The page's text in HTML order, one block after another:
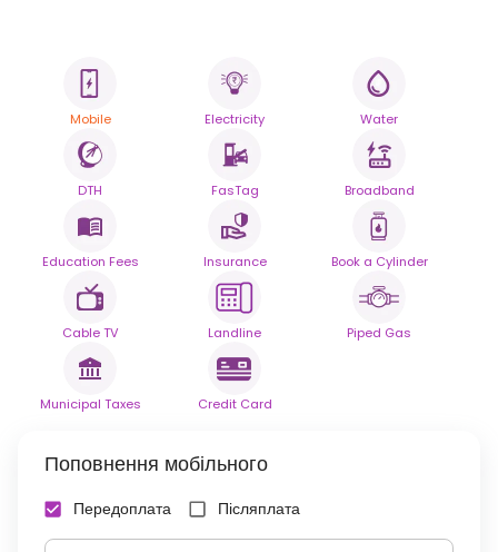
Усі ваші рахунки.
Одна розумна платформа.
Спростіть щоденну оплату рахунків за допомогою
бездоганної надійності.
За підтримки
Mobile Electricity Water
DTH FasTag Broadband
Education Fees Insurance Book a Cylinder
Cable TV Landline Piped Gas
Municipal Taxes Credit Card
Поповнення мобільного
Передоплата Післяплата